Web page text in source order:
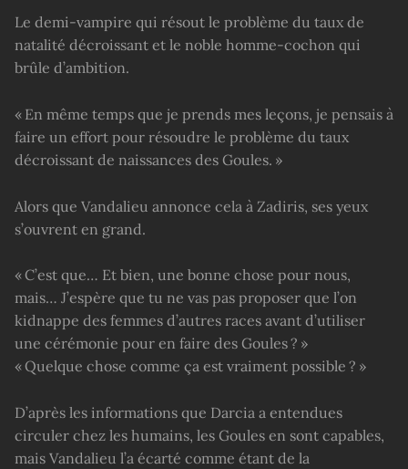
Le demi-vampire qui résout le problème du taux de
natalité décroissant et le noble homme-cochon qui
brûle d’ambition.
« En même temps que je prends mes leçons, je pensais à
faire un effort pour résoudre le problème du taux
décroissant de naissances des Goules. »
Alors que Vandalieu annonce cela à Zadiris, ses yeux
s’ouvrent en grand.
« C’est que… Et bien, une bonne chose pour nous,
mais… J’espère que tu ne vas pas proposer que l’on
kidnappe des femmes d’autres races avant d’utiliser
une cérémonie pour en faire des Goules ? »
« Quelque chose comme ça est vraiment possible ? »
D’après les informations que Darcia a entendues
circuler chez les humains, les Goules en sont capables,
mais Vandalieu l’a écarté comme étant de la